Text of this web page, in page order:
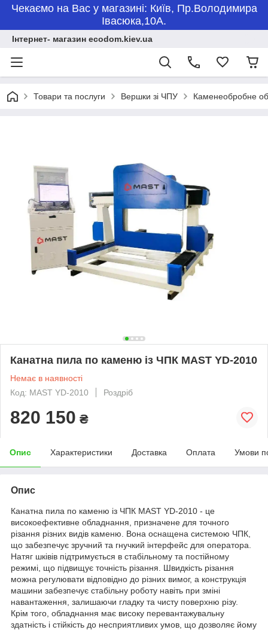
Чекаємо на Вас у магазині: Київ, Пр.Володимира
Івасюка,10А.
Інтернет- магазин ecodom.kiev.ua
Товари та послуги Вершки зі ЧПУ Каменеобробне
Канатна пила по каменю із ЧПК MAST YD-2010
Немає в наявності
Код: MAST YD-2010
Роздріб
820 150 ₴
Опис Характеристики Доставка Оплата Умови
Опис
Канатна пила по каменю із ЧПК MAST YD-2010 - це
високоефективне обладнання, призначене для точного
різання різних видів каменю. Вона оснащена системою ЧПК,
що забезпечує зручний та гнучкий інтерфейс для оператора.
Натяг шківів підтримується в стабільному та постійному
режимі, що підвищує точність різання. Швидкість різання
можна регулювати відповідно до різних вимог, а конструкція
машини забезпечує стабільну роботу навіть при зміні
навантаження, залишаючи гладку та чисту поверхню різу.
Крім того, обладнання має високу перевантажувальну
здатність і стійкість до несприятливих умов, що дозволяє йому